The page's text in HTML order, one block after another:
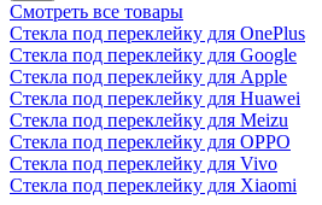
Смотреть все товары
Стекла под переклейку для OnePlus
Стекла под переклейку для Google
Стекла под переклейку для Apple
Стекла под переклейку для Huawei
Стекла под переклейку для Meizu
Стекла под переклейку для OPPO
Стекла под переклейку для Vivo
Стекла под переклейку для Xiaomi